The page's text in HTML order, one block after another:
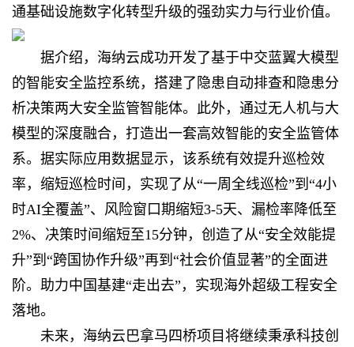
通基础设施数字化转型升级的强劲实力与行业价值。
据介绍，海纳云成功开发了基于中交蓝翼大模型
的智能安全监控系统，搭建了隐患自动排查和隐患分
析决策两大安全监管智能体。此外，通过无人机与大
模型的深度融合，打造出一套高效智能的安全监管体
系。据实际应用数据显示，该系统有效提升巡检效
率，缩短巡检时间，实现了从“一周全线巡检”到“4小
时AI全覆盖”、风险窗口期缩短3-5天、漏检率降低至
2%、决策时间缩短至15分钟，创造了从“安全效能提
升”到“跨国协作升级”再到“社会价值显著”的全面进
阶。助力中国基建“走出去”，实现海外超级工程安全
落地。
未来，海纳云巴拿马四桥项目将继续秉承科技创